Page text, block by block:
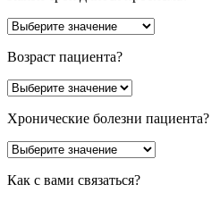
Возраст пациента?
Хронические болезни пациента?
Как с вами связаться?